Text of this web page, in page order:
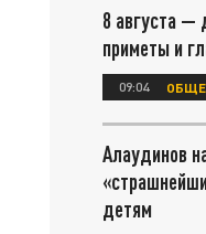
8 августа —
приметы и
09:04
Алаудинов
детям